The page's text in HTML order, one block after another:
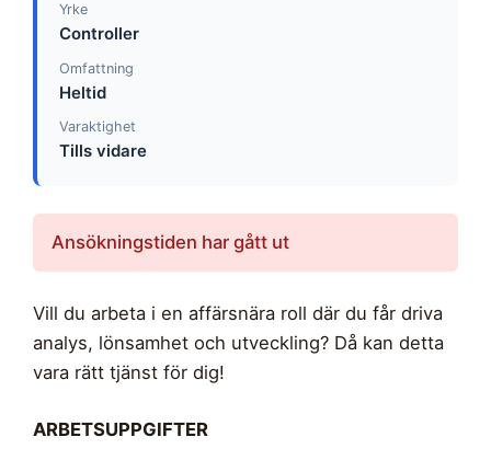
Yrke
Controller
Omfattning
Heltid
Varaktighet
Tills vidare
Ansökningstiden har gått ut
Vill du arbeta i en affärsnära roll där du får driva
analys, lönsamhet och utveckling? Då kan detta
vara rätt tjänst för dig!
ARBETSUPPGIFTER